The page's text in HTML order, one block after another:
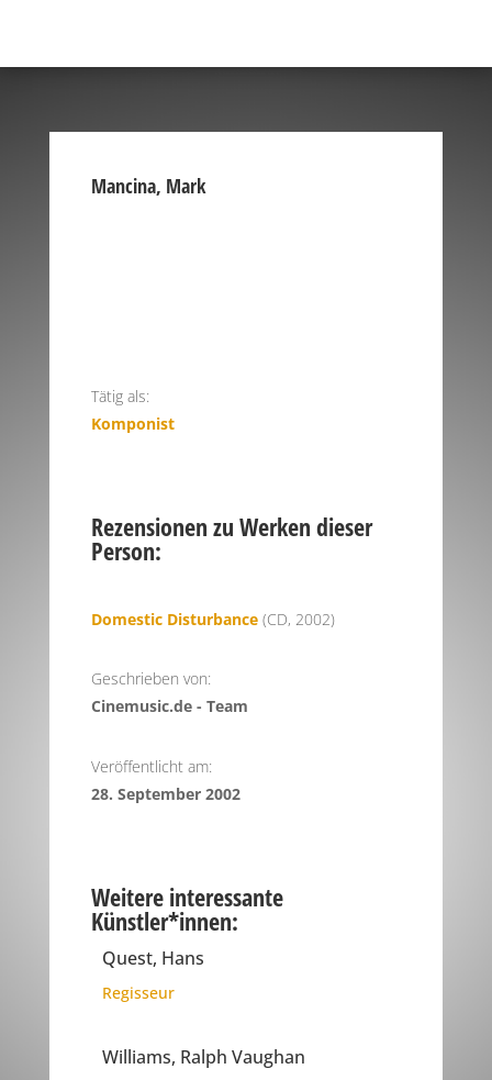
Mancina, Mark
Tätig als:
Komponist
Rezensionen zu Werken dieser
Person:
Domestic Disturbance(CD, 2002)
Geschrieben von:
Cinemusic.de - Team
Veröffentlicht am:
28. September 2002
Weitere interessante
Künstler*innen:
Quest, Hans
Regisseur
Williams, Ralph Vaughan